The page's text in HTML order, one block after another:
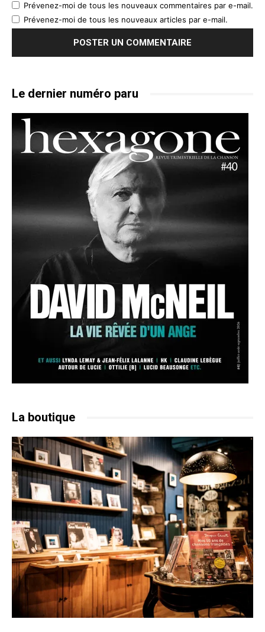
Prévenez-moi de tous les nouveaux commentaires par e-mail.
Prévenez-moi de tous les nouveaux articles par e-mail.
Le dernier numéro paru
La boutique